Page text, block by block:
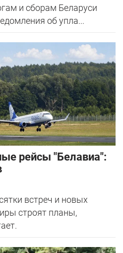
и сборам Беларуси
об упла...
рейсы "Белавиа":
встреч и новых
строят планы,